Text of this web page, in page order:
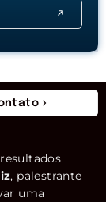
, palestrante
uma